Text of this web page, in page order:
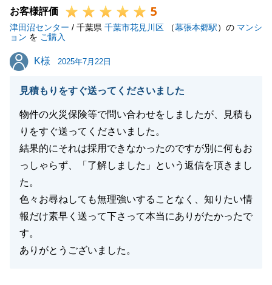
もご相談下さい。
今後とも、よろしくお願い致します。
お客様評価 5
津田沼センター / 千葉県 千葉市花見川区 （幕張本郷駅）の マンシ
ョン を ご購入
K様
K様 2025年7月22日
見積もりをすぐ送ってくださいました
物件の火災保険等で問い合わせをしましたが、見積も
りをすぐ送ってくださいました。
結果的にそれは採用できなかったのですが別に何もお
っしゃらず、「了解しました」という返信を頂きまし
た。
色々お尋ねしても無理強いすることなく、知りたい情
報だけ素早く送って下さって本当にありがたかったで
す。
ありがとうございました。